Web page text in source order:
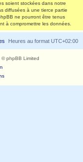
soient stockées dans notre
diffusées à une tierce partie
ne pourront être tenus
à compromettre les données.
Heures au format UTC+02:00
© phpBB Limited